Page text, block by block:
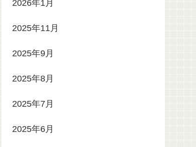
2026年1月
2025年11月
2025年9月
2025年8月
2025年7月
2025年6月